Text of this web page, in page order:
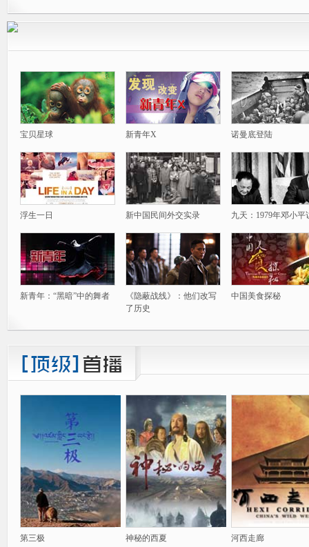
宝贝星球 新青年X 诺曼底登陆
浮生一日 新中国民间外交实录 九天：1979年邓小平
新青年：“黑暗”中的舞者
《隐蔽战线》：他们改写
了历史
中国美食探秘
第三极 神秘的西夏 河西走廊